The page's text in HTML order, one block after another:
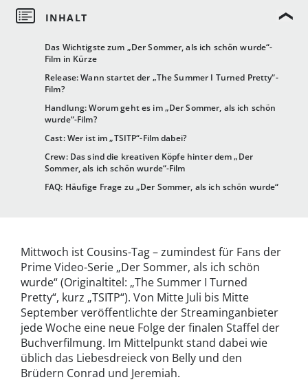
Das Wichtigste zum „Der Sommer, als ich schön wurde“-
Film in Kürze
Release: Wann startet der „The Summer I Turned Pretty“-
Film?
Handlung: Worum geht es im „Der Sommer, als ich schön
wurde“-Film?
Cast: Wer ist im „TSITP“-Film dabei?
Crew: Das sind die kreativen Köpfe hinter dem „Der
Sommer, als ich schön wurde“-Film
FAQ: Häufige Frage zu „Der Sommer, als ich schön wurde“
Mittwoch ist Cousins-Tag – zumindest für Fans der
Prime Video-Serie „Der Sommer, als ich schön
wurde“ (Originaltitel: „The Summer I Turned
Pretty“, kurz „TSITP“). Von Mitte Juli bis Mitte
September veröffentlichte der Streaminganbieter
jede Woche eine neue Folge der finalen Staffel der
Buchverfilmung. Im Mittelpunkt stand dabei wie
üblich das Liebesdreieck von Belly und den
Brüdern Conrad und Jeremiah.